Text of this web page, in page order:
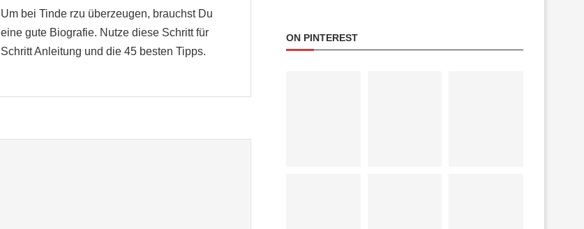
Um bei Tinde rzu überzeugen, brauchst Du
eine gute Biografie. Nutze diese Schritt für
Schritt Anleitung und die 45 besten Tipps.
ON PINTEREST